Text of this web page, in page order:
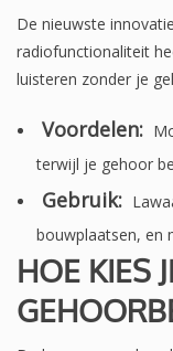
De nieuwste
radiofunctionaliteit
luisteren zonder je
Voordelen:
terwijl je gehoor
Gebruik:
bouwplaatsen, en
HOE KIES